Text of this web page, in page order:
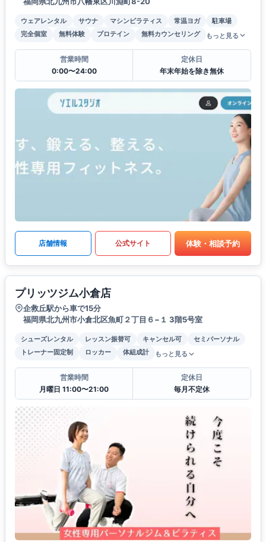
ウェアレンタル サウナ マシンピラティス 常温ヨガ
駐車場
完全個室
無料体験 プロテイン 無料カウンセリング もっと見る
営業時間
0:00〜24:00
定休日
年末年始を除き無休
店舗情報 公式サイト 体験・相談予約
プリッツジム小倉店
企救丘駅から車で15分
福岡県北九州市小倉北区魚町２丁目６−１ 3階5号室
シューズレンタル レッスン振替可 キャンセル可
セミパーソナル
トレーナー固定制
ロッカー 体組成計 もっと見る
営業時間
月曜日 11:00〜21:00
定休日
毎月不定休